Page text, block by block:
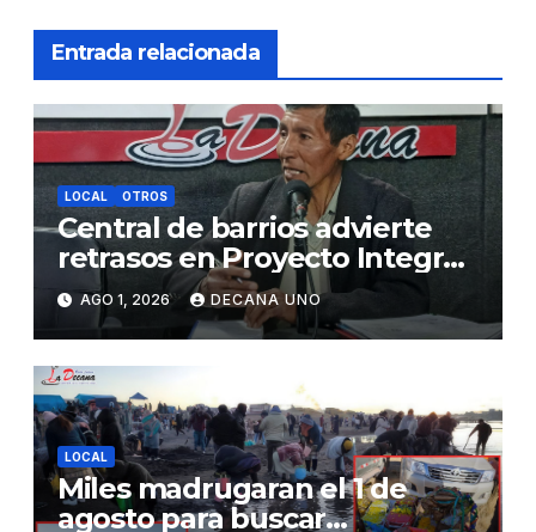
Entrada relacionada
LOCAL OTROS
Central de barrios advierte
retrasos en Proyecto Integral
de Agua y Alcantarillado para
Juliaca
AGO 1, 2026 DECANA UNO
LOCAL
Miles madrugaran el 1 de
agosto para buscar